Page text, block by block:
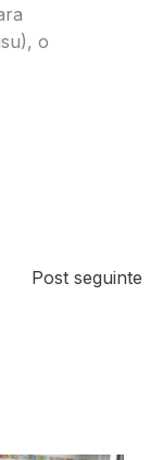
o
Post seguinte